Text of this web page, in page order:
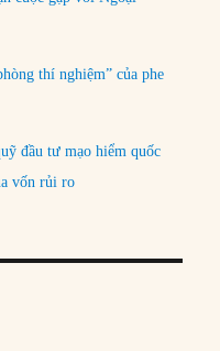
thí nghiệm” của phe
đầu tư mạo hiểm quốc
vốn rủi ro